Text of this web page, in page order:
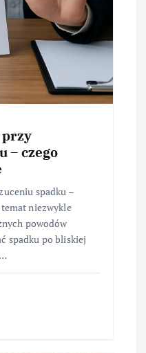
przy
– czego
spadku –
niezwykle
powodów
spadku po bliskiej